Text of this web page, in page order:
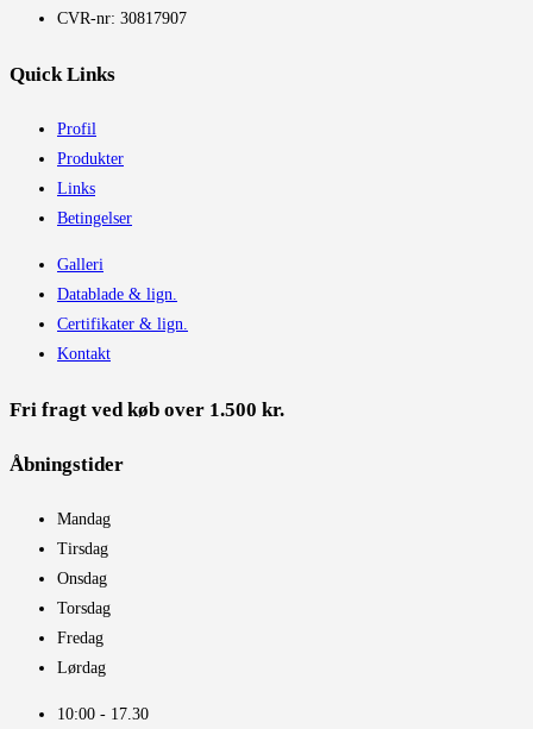
CVR-nr: 30817907
Quick Links
Profil
Produkter
Links
Betingelser
Galleri
Datablade & lign.
Certifikater & lign.
Kontakt
Fri fragt ved køb over 1.500 kr.
Åbningstider​
Mandag
Tirsdag
Onsdag
Torsdag
Fredag
Lørdag
10:00 - 17.30​